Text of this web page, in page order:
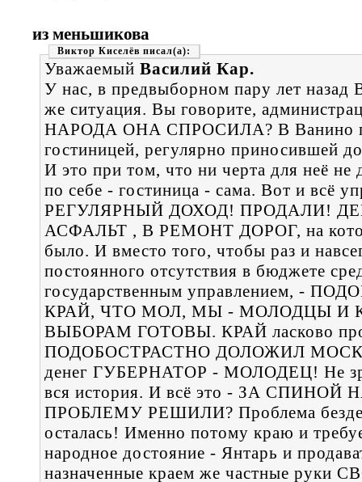
из меньшикова
Виктор Киселёв
Уважаемый Василий Кар.
У нас, в предвыборном пару лет назад
же ситуация. Вы говорите,
НАРОДА ОНА СПРОСИЛА? В Ванино
гостиницей, регулярно приносившей
И это при том, что ни черта для неё
по себе - гостиница - сама. Вот и
РЕГУЛЯРНЫЙ ДОХОД! ПРОДАЛИ!
АСФАЛЬТ , В РЕМОНТ ДОРОГ, на
было. И вместо того, чтобы раз и
постоянного отсутствия в бюджете
государственным управлением, -
КРАЙ, ЧТО МОЛ, МЫ - МОЛОДЦЫ И
ВЫБОРАМ ГОТОВЫ. КРАЙ ласково
ПОДОБОСТРАСТНО ДОЛОЖИЛ
денег ГУБЕРНАТОР - МОЛОДЕЦ! Не
вся история. И всё это - ЗА
ПРОБЛЕМУ РЕШИЛИ? Проблема
осталась! Именно потому краю и
народное достояние - Янтарь и
назначенные краем же частные руки